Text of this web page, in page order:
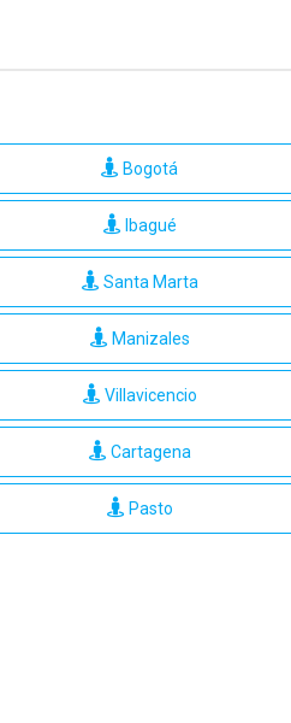
Bogotá
Ibagué
Santa Marta
Manizales
Villavicencio
Cartagena
Pasto